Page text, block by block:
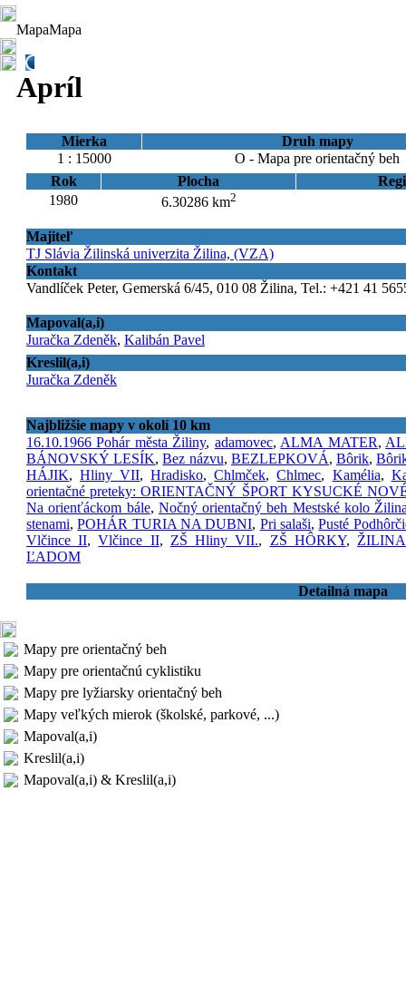
MapaMapa
Apríl
Mierka
Druh mapy
1 : 15000
O - Mapa pre orientačný beh
Rok
Plocha
1980
6.30286 km2
Majiteľ
TJ Slávia Žilinská univerzita Žilina, (VZA)
Kontakt
Vandlíček Peter, Gemerská 6/45, 010 08 Žilina, Tel.: +421 41
Mapoval(a,i)
Juračka Zdeněk, Kalibán Pavel
Kreslil(a,i)
Juračka Zdeněk
Najbližšie mapy v okolí 10 km
16.10.1966 Pohár města Žiliny, adamovec,ALMA MATER,
BÁNOVSKÝ LESÍK,Bez názvu, BEZLEPKOVÁ,Bôrik,
HÁJIK,Hliny VII,Hradisko,Chlmček,Chlmec, Kamélia,
orientačné preteky: ORIENTAČNÝ ŠPORT KYSUCKÉ
Na orienťáckom bále, Nočný orientačný beh Mestské kolo
stenami,POHÁR TURIA NA DUBNI, Pri salaši,Pusté
Vlčince II,Vlčince II, ZŠ Hliny VII., ZŠ HÔRKY, ŽILINA
ĽADOM
Detailná mapa
Mapy pre orientačný beh
Mapy pre orientačnú cyklistiku
Mapy pre lyžiarsky orientačný beh
Mapy veľkých mierok (školské, parkové, ...)
Mapoval(a,i)
Kreslil(a,i)
Mapoval(a,i) & Kreslil(a,i)